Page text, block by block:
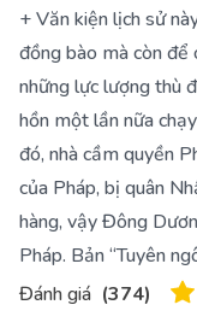
+ Văn kiện lịch sử
đồng bào mà còn
những lực lượng thù
hồn một lần nữa
đó, nhà cầm quyền
của Pháp, bị quân
hàng, vậy Đông
Pháp. Bản “Tuyên
Đánh giá (374)